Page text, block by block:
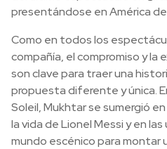
presentándose en América
Como en todos los
compañía, el compromiso y la
son clave para traer una
propuesta diferente y única.
Soleil, Mukhtar se sumergió
la vida de Lionel Messi y en
mundo escénico para montar